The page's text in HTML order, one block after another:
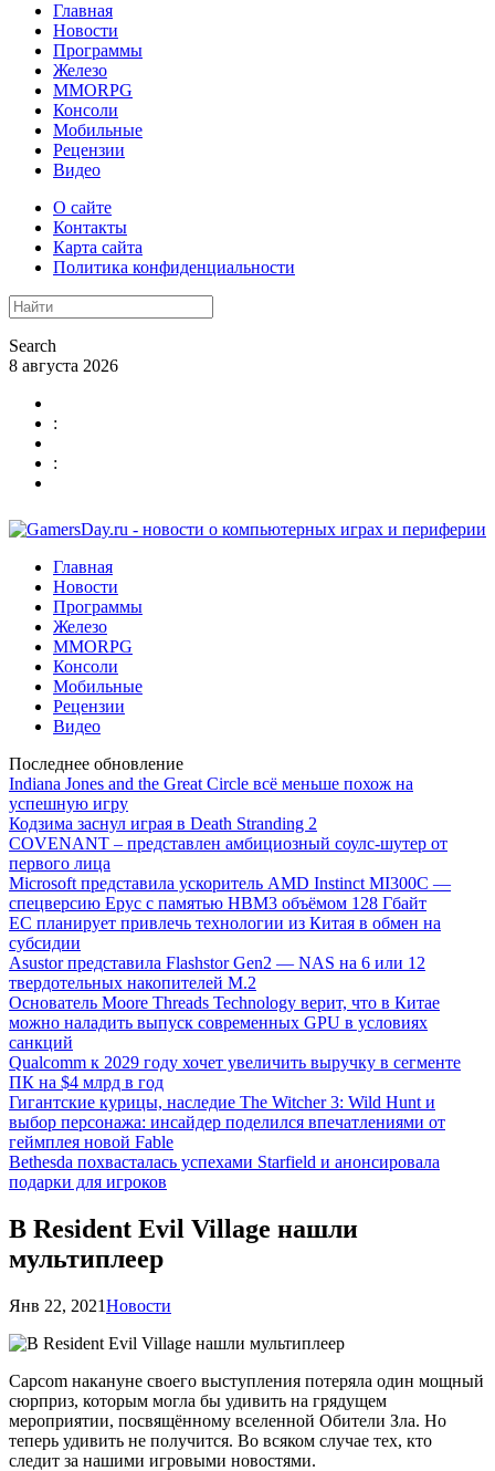
Главная
Новости
Программы
Железо
MMORPG
Консоли
Мобильные
Рецензии
Видео
О сайте
Контакты
Карта сайта
Политика конфиденциальности
Search
8 августа 2026
:
:
Главная
Новости
Программы
Железо
MMORPG
Консоли
Мобильные
Рецензии
Видео
Последнее обновление
Indiana Jones and the Great Circle всё меньше похож на
успешную игру
Кодзима заснул играя в Death Stranding 2
COVENANT – представлен амбициозный соулс-шутер от
первого лица
Microsoft представила ускоритель AMD Instinct MI300C —
спецверсию Epyc с памятью HBM3 объёмом 128 Гбайт
ЕС планирует привлечь технологии из Китая в обмен на
субсидии
Asustor представила Flashstor Gen2 — NAS на 6 или 12
твердотельных накопителей M.2
Основатель Moore Threads Technology верит, что в Китае
можно наладить выпуск современных GPU в условиях
санкций
Qualcomm к 2029 году хочет увеличить выручку в сегменте
ПК на $4 млрд в год
Гигантские курицы, наследие The Witcher 3: Wild Hunt и
выбор персонажа: инсайдер поделился впечатлениями от
геймплея новой Fable
Bethesda похвасталась успехами Starfield и анонсировала
подарки для игроков
В Resident Evil Village нашли
мультиплеер
Янв 22, 2021Новости
Capcom накануне своего выступления потеряла один мощный
сюрприз, которым могла бы удивить на грядущем
мероприятии, посвящённому вселенной Обители Зла. Но
теперь удивить не получится. Во всяком случае тех, кто
следит за нашими игровыми новостями.